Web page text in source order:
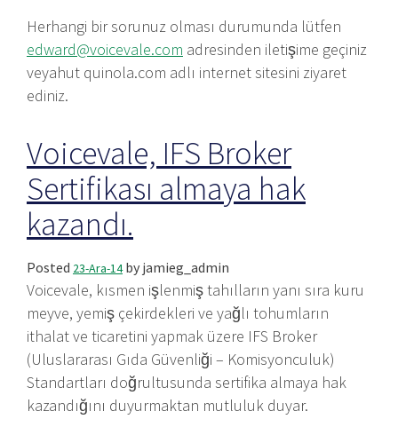
Herhangi bir sorunuz olması durumunda lütfen
edward@voicevale.com adresinden iletişime geçiniz
veyahut quinola.com adlı internet sitesini ziyaret
ediniz.
Voicevale, IFS Broker
Sertifikası almaya hak
kazandı.
Posted 23-Ara-14by jamieg_admin
Voicevale, kısmen işlenmiş tahılların yanı sıra kuru
meyve, yemiş çekirdekleri ve yağlı tohumların
ithalat ve ticaretini yapmak üzere IFS Broker
(Uluslararası Gıda Güvenliği – Komisyonculuk)
Standartları doğrultusunda sertifika almaya hak
kazandığını duyurmaktan mutluluk duyar.